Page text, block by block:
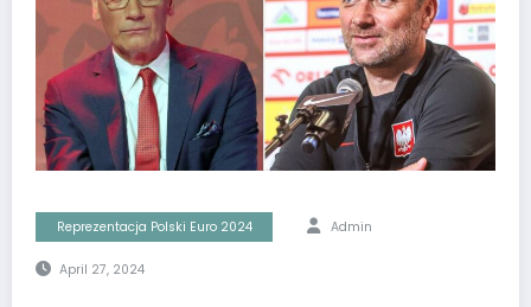
Reprezentacja Polski Euro 2024 Admin
April 27, 2024